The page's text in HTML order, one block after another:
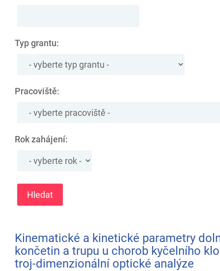
Typ grantu:
Pracoviště:
Rok zahájení:
Kinematické a kinetické parametry
končetin a trupu u chorob kyčelního
troj-dimenzionální optické analýze